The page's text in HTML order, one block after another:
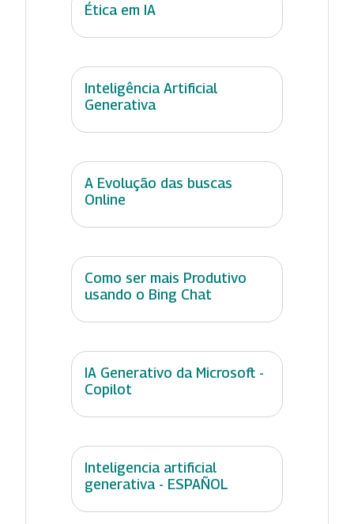
Ética em IA
Inteligência Artificial
Generativa
A Evolução das buscas
Online
Como ser mais Produtivo
usando o Bing Chat
IA Generativo da Microsoft -
Copilot
Inteligencia artificial
generativa - ESPAÑOL